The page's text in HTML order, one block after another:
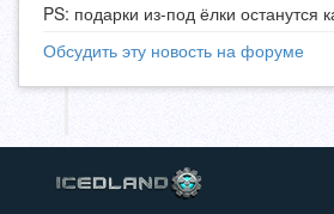
PS: подарки из-под ёлки останутся
Обсудить эту новость на форуме